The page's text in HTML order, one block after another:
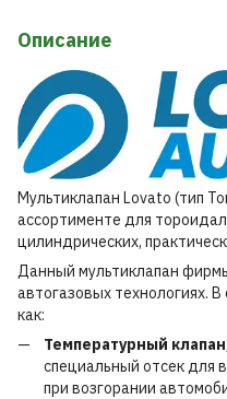
Описание
Мультиклапан Lovato (тип
ассортименте для
цилиндрических,
Данный мультиклапан
автогазовых технологиях.
как:
Температурный клапан
специальный отсек для
при возгорании